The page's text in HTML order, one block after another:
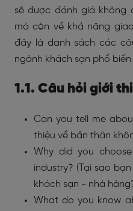
sẽ được đánh giá không
mà còn về khả năng
đây là danh sách các
ngành khách sạn phổ biến
1.1. Câu hỏi giới
Can you tell me
thiệu về bản thân
Why did you
industry? (Tại sao
khách sạn - nhà
What do you know